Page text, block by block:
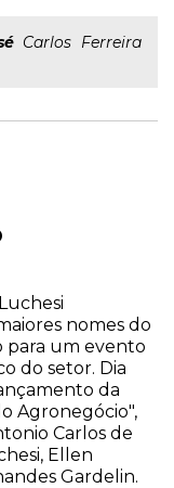
Carlos Ferreira
nomes do
para um evento
do setor. Dia
da
Agronegócio",
Carlos de
Ellen
Gardelin.